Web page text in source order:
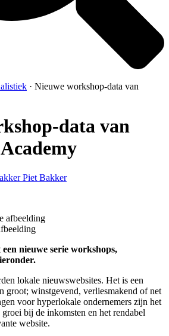
· Nieuwe workshop-data van
data van
Piet Bakker
nieuwe serie workshops,
lokale nieuwswebsites. Het is een
groot; winstgevend, verliesmakend of net
voor hyperlokale ondernemers zijn het
bij de inkomsten en het rendabel
website.